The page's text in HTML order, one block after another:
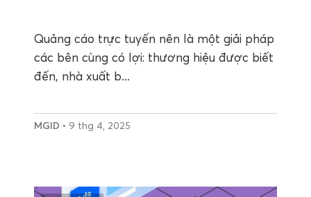
Quảng cáo trực tuyến nên là một giải pháp
các bên cùng có lợi: thương hiệu được biết
đến, nhà xuất b...
MGID • 9 thg 4, 2025